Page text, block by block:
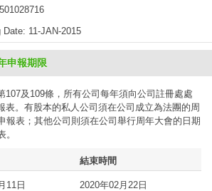
11-JAN-2015
申報期限
107及109條，所有公司每年須向公司註冊處處
表。有股本的私人公司須在公司成立為法團的周
報表；其他公司則須在公司舉行周年大會的日期
結束時間
11日 2020年02月22日